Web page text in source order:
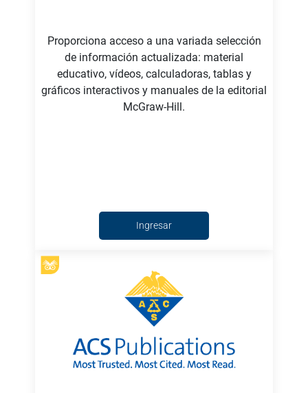
Proporciona acceso a una variada selección
de información actualizada: material
educativo, vídeos, calculadoras, tablas y
gráficos interactivos y manuales de la editorial
McGraw-Hill.
Ingresar